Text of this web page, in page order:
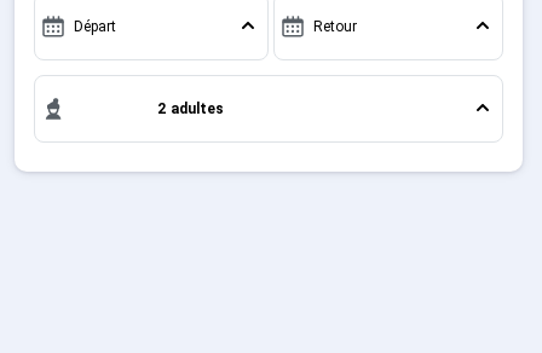
Français (FR)
Départ Retour
2 adultes